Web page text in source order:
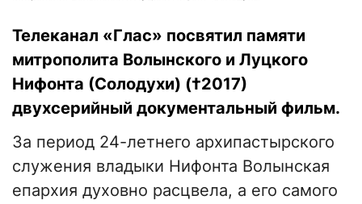
Телеканал «Глас» посвятил памяти
митрополита Волынского и Луцкого
Нифонта (Солодухи) (†2017)
двухcерийный документальный фильм.
За период 24-летнего архипастырского
служения владыки Нифонта Волынская
епархия духовно расцвела, а его самого